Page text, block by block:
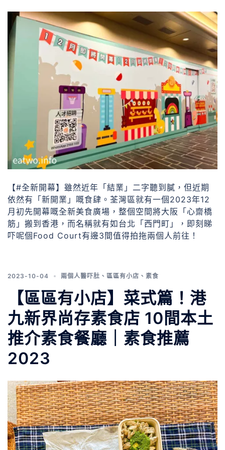
【#全新開幕】雖然近年「結業」二字聽到膩，但近期
依然有「新開業」嘅食肆。荃灣區就有一個2023年12
月初先開幕嘅全新美食廣場，整個空間將大阪「心齋橋
筋」搬到香港，而名稱就有如台北「西門町」，即刻睇
吓呢個Food Court有邊3間值得拍拖兩個人前往！
2023-10-04 兩個人醫吓肚 、 區區有小店 、 素食
【區區有小店】菜式篇！港
九新界尚存素食店 10間本土
推介素食餐廳｜素食推薦
2023